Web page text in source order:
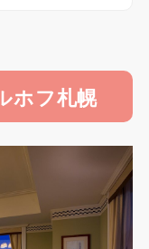
ホフ札幌